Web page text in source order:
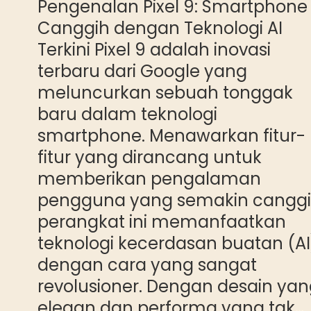
Pengenalan Pixel 9: Smartphone
Canggih dengan Teknologi AI
Terkini Pixel 9 adalah inovasi
terbaru dari Google yang
meluncurkan sebuah tonggak
baru dalam teknologi
smartphone. Menawarkan fitur-
fitur yang dirancang untuk
memberikan pengalaman
pengguna yang semakin
perangkat ini memanfaatkan
teknologi kecerdasan buatan
dengan cara yang sangat
revolusioner. Dengan desain